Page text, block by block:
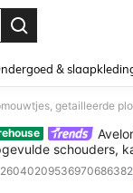
&
schouders,
en beige accenten,